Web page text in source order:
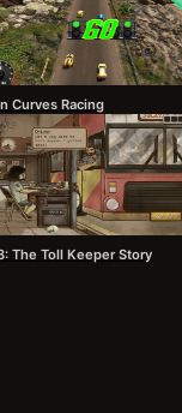
Curves Racing
The Toll Keeper Story